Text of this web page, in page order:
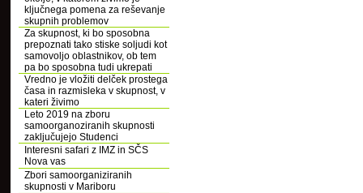
ključnega pomena za reševanje
skupnih problemov
Za skupnost, ki bo sposobna
prepoznati tako stiske soljudi kot
samovoljo oblastnikov, ob tem
pa bo sposobna tudi ukrepati
Vredno je vložiti delček prostega
časa in razmisleka v skupnost, v
kateri živimo
Leto 2019 na zboru
samoorganoziranih skupnosti
zaključujejo Studenci
Interesni safari z IMZ in SČS
Nova vas
Zbori samoorganiziranih
skupnosti v Mariboru